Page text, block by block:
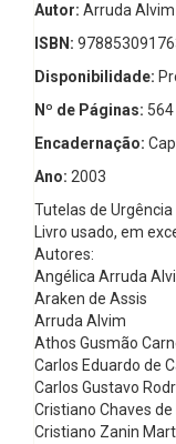
Autor: Arruda
ISBN:
Disponibilidade:
Nº de Páginas: 564
Encadernação:
Ano: 2003
Tutelas de Urgência
Livro usado, em
Autores:
Angélica Arruda
Araken de Assis
Arruda Alvim
Athos Gusmão
Carlos Eduardo de
Carlos Gustavo
Cristiano Chaves de
Cristiano Zanin